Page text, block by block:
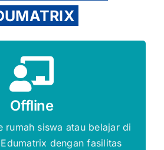
Offline
rumah siswa atau belajar di
dengan fasilitas
Biaya Pendaftaran
SEKARANG